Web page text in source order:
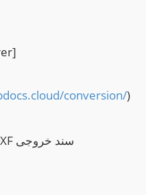
conversion/)
DXF سند خروجی